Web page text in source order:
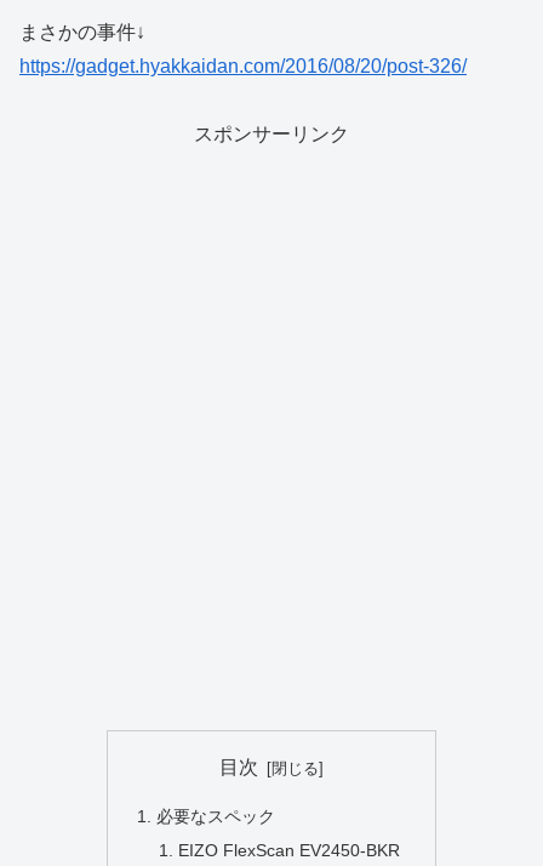
まさかの事件↓
https://gadget.hyakkaidan.com/2016/08/20/post-326/
スポンサーリンク
目次
必要なスペック
EIZO FlexScan EV2450-BKR